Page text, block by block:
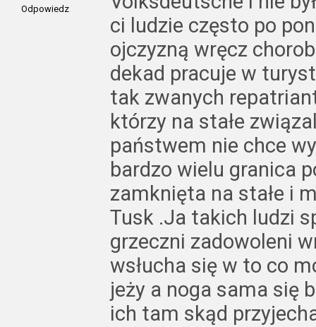
Odpowiedz
ci ludzie często po
ojczyzną wręcz
dekad pracuje w
tak zwanych
którzy na stałe
państwem nie chce
bardzo wielu granica
zamknięta na stałe i
Tusk .Ja takich ludzi
grzeczni zadowoleni
wsłucha się w to co
jeży a noga sama się
ich tam skąd